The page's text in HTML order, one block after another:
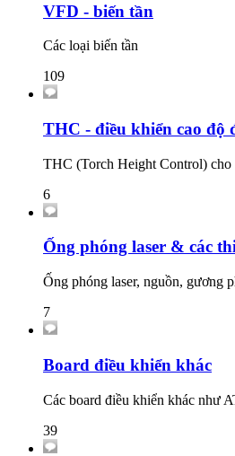
VFD - biến tần
Các loại biến tần
109
THC - điều khiển cao độ
THC (Torch Height Control) cho
6
Ống phóng laser & các
Ống phóng laser, nguồn, gương
7
Board điều khiển khác
Các board điều khiển khác như
39